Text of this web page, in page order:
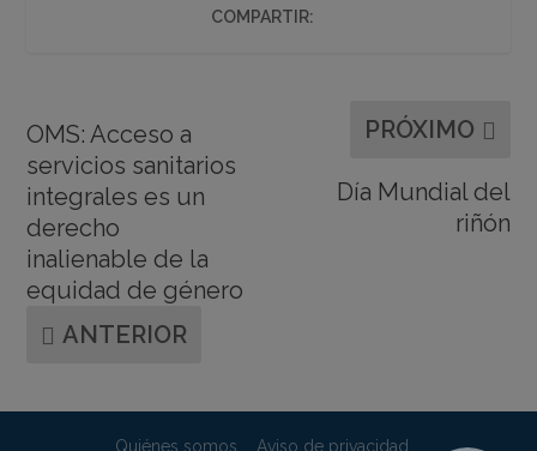
COMPARTIR:
OMS: Acceso a
servicios sanitarios
integrales es un
derecho
inalienable de la
equidad de género
ANTERIOR
PRÓXIMO
Día Mundial del
riñón
Quiénes somos Aviso de privacidad